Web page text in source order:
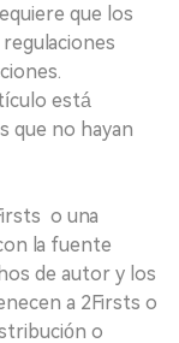
que los
está
que no hayan
o una
la fuente
de autor y los
a 2Firsts o
o